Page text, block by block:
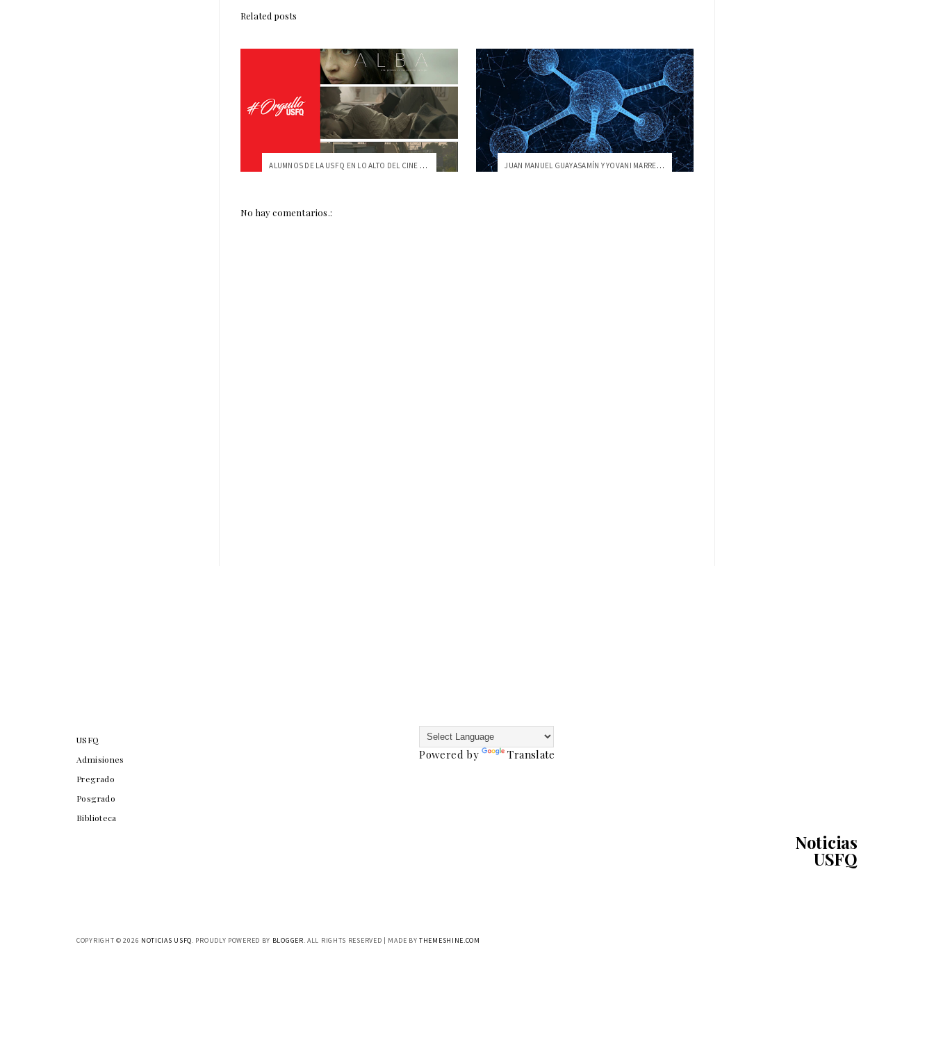
Related posts
ALUMNOS DE LA USFQ EN LO ALTO DEL CINE IBEROAMERICANO JUAN MANUEL GUAYASAMÍN Y YOVANI MARRERO;...
No hay comentarios.:
USFQ
Admisiones
Pregrado
Posgrado
Biblioteca
Powered by Translate
Noticias
USFQ
COPYRIGHT ©2026 NOTICIAS USFQ . PROUDLY POWERED BY BLOGGER . ALL RIGHTS RESERVED | MADE BYTHEMESHINE.COM